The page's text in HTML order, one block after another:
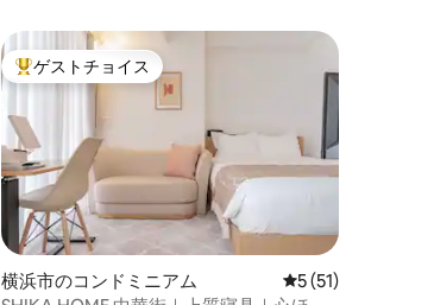
大好評のゲストチョイスです。
ゲストチョイス
横浜市のコンドミニアム レビュー51件、5
5 (51)